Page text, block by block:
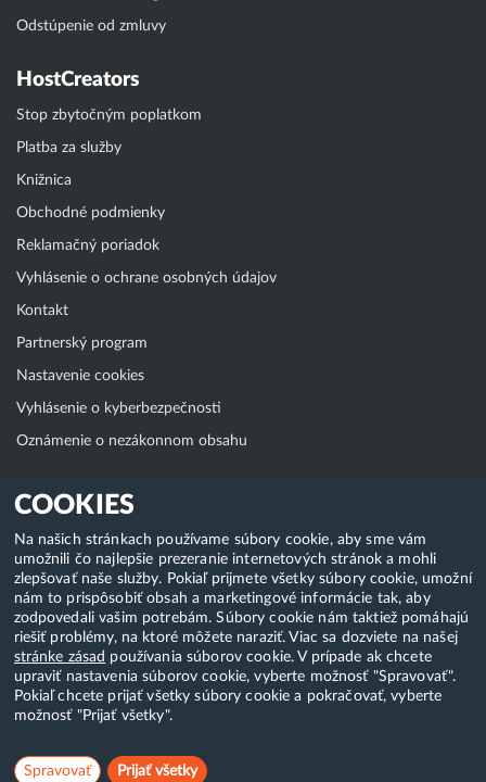
COOKIES
Na našich stránkach používame súbory cookie, aby sme vám
umožnili čo najlepšie prezeranie internetových stránok a mohli
zlepšovať naše služby. Pokiaľ prijmete všetky súbory cookie, umožní
nám to prispôsobiť obsah a marketingové informácie tak, aby
zodpovedali vašim potrebám. Súbory cookie nám taktiež pomáhajú
riešiť problémy, na ktoré môžete naraziť. Viac sa dozviete na našej
stránke zásad používania súborov cookie. V prípade ak chcete
upraviť nastavenia súborov cookie, vyberte možnosť "Spravovať".
Pokiaľ chcete prijať všetky súbory cookie a pokračovať, vyberte
možnosť "Prijať všetky".
Spravovať Prijať všetky
Odstúpenie od zmluvy
HostCreators
Stop zbytočným poplatkom
Platba za služby
Knižnica
Obchodné podmienky
Reklamačný poriadok
Vyhlásenie o ochrane osobných údajov
Kontakt
Partnerský program
Nastavenie cookies
Vyhlásenie o kyberbezpečnosti
Oznámenie o nezákonnom obsahu
Klientská zóna
WebAdmin
WebMail
Zmena hesla (E-mail, FTP, SSH)
Webhosting
Domény
Copyright & 2018-2026 HostCreators. Všetky práva vyhradené